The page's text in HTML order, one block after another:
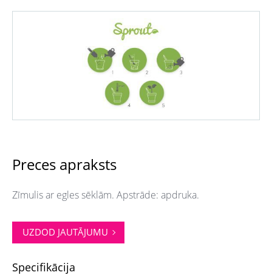
Preces apraksts
Zīmulis ar egles sēklām. Apstrāde: apdruka.
UZDOD JAUTĀJUMU
Specifikācija